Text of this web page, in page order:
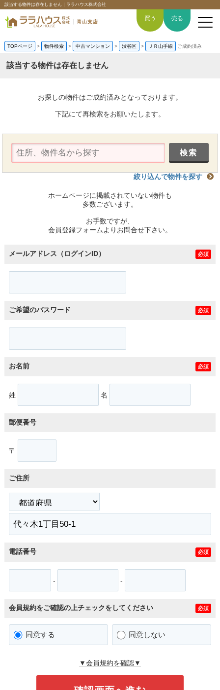
該当する物件は存在しません｜ララハウス株式会社
空間デザイン事例
6つの強み
スタッフ紹介
買う 売る
TOPページ > 物件検索 > 中古マンション > 渋谷区 > ＪＲ山手線 ご成約済み
該当する物件は存在しません
お探しの物件はご成約済みとなっております。
下記にて再検索をお願いたします。
絞り込んで物件を探す
ホームページに掲載されていない物件も
多数ございます。
お手数ですが、
会員登録フォームよりお問合せ下さい。
メールアドレス（ログインID） 必須
ご希望のパスワード 必須
お名前 必須
姓 名
郵便番号
〒
ご住所
電話番号 必須
- -
会員規約をご確認の上チェックをしてください 必須
同意する 同意しない
▼会員規約を確認▼